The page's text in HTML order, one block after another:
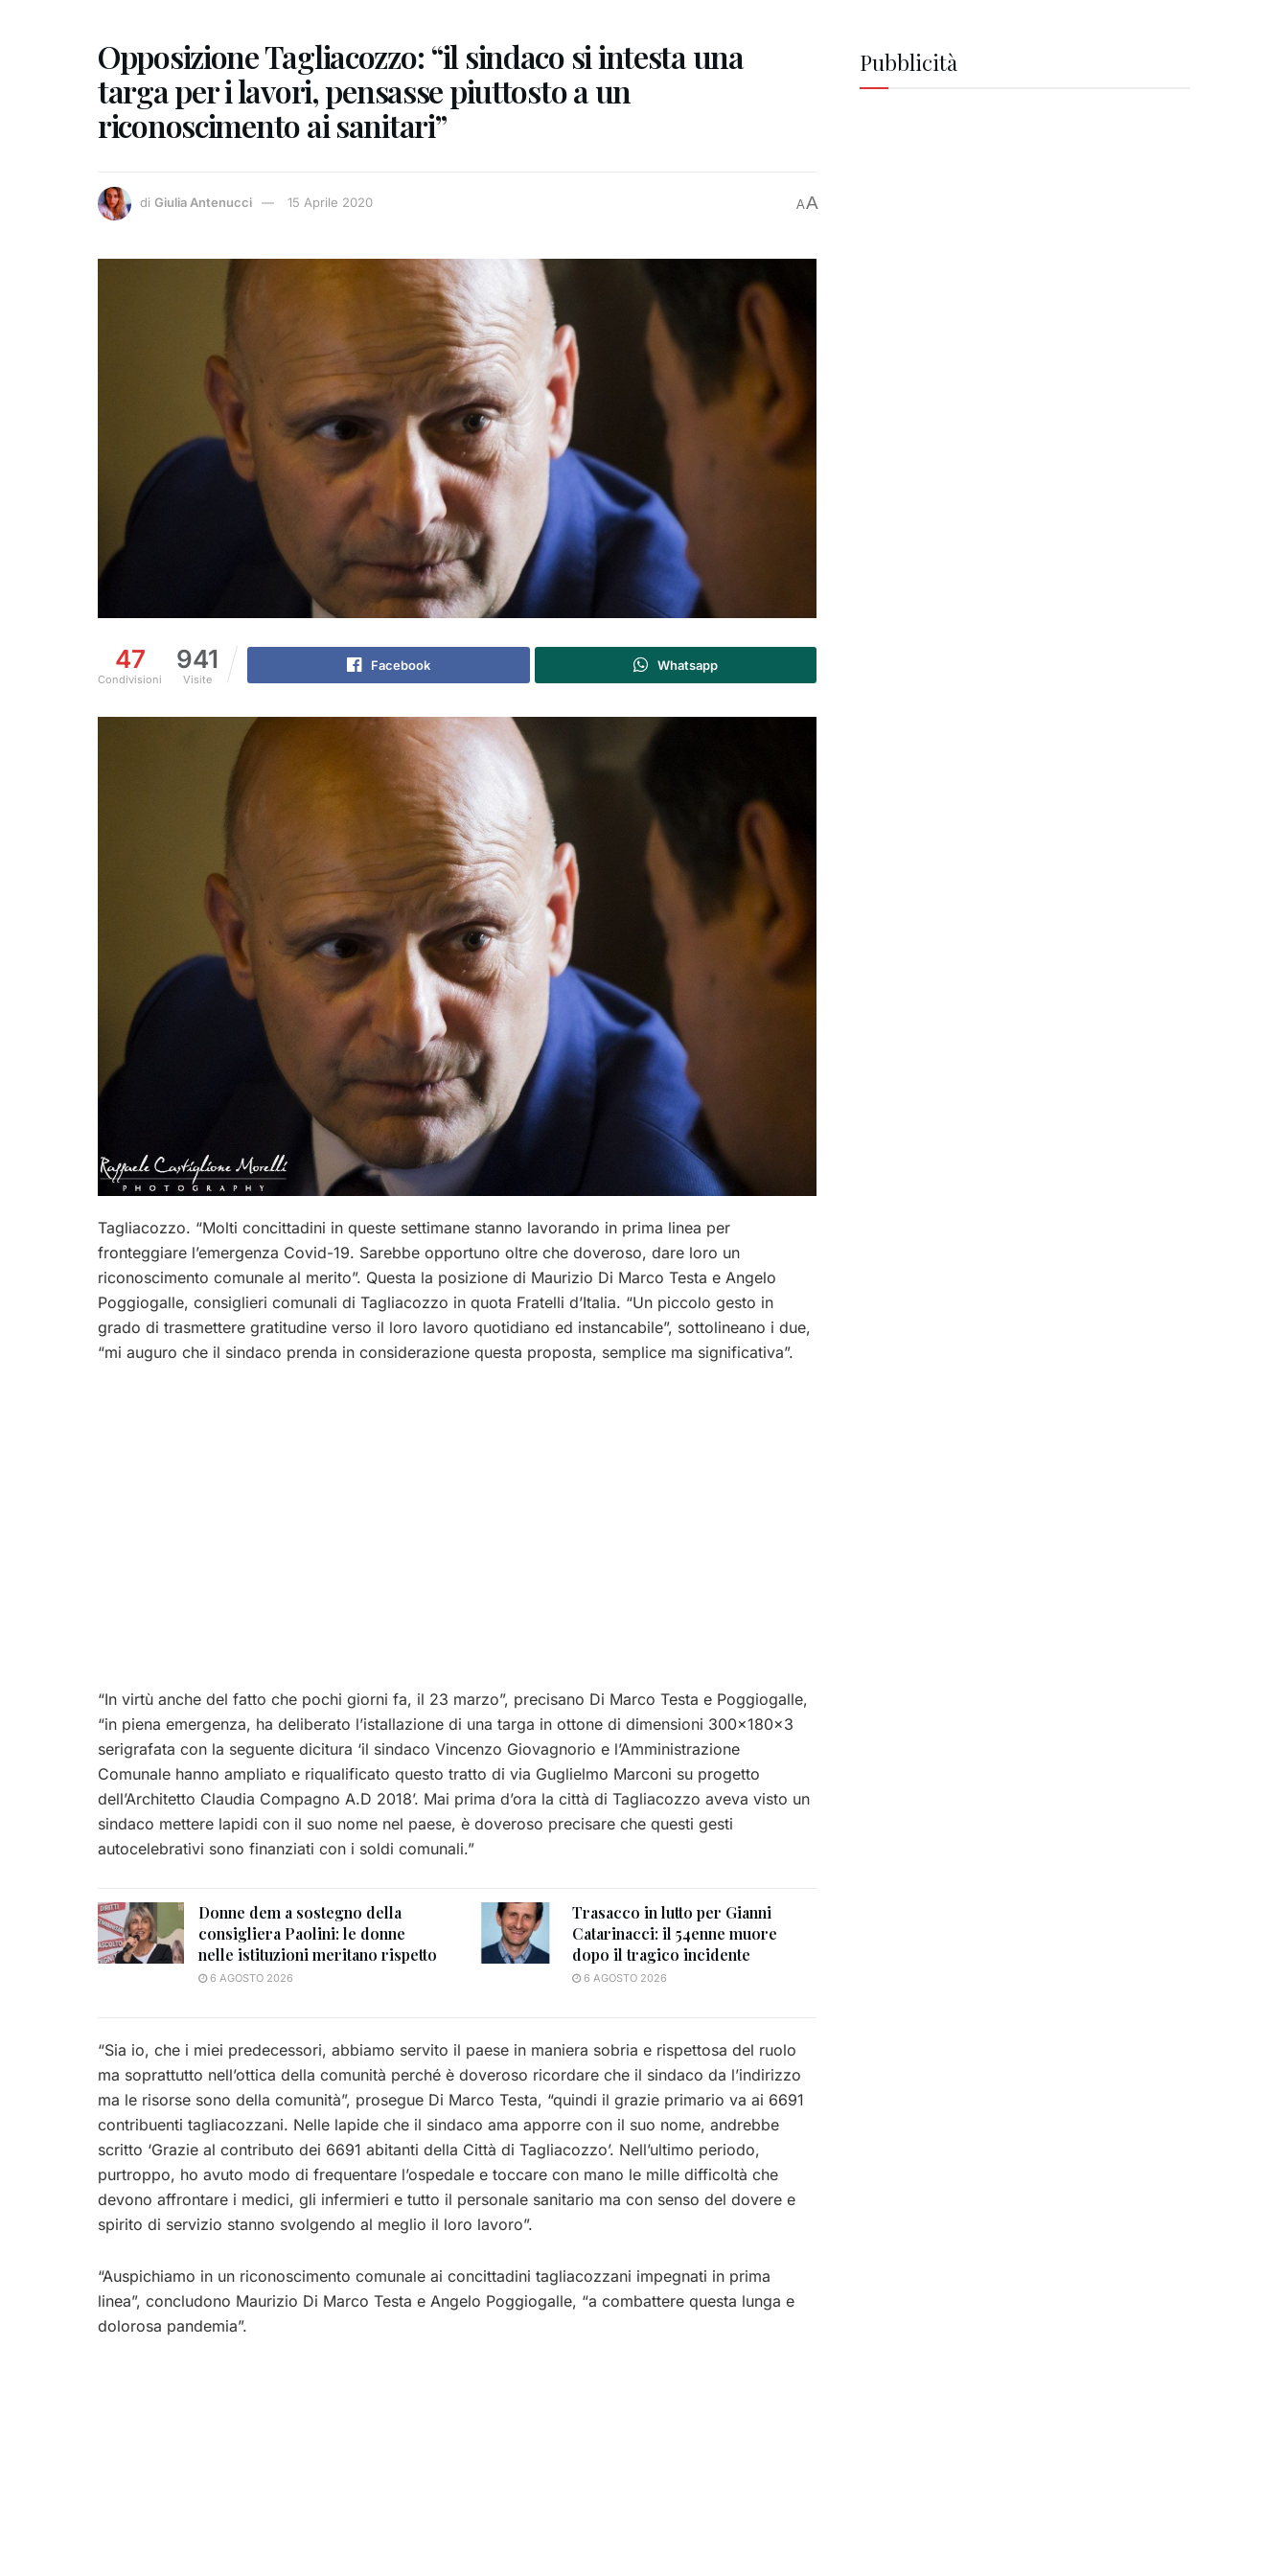
Opposizione Tagliacozzo: “il sindaco si intesta una
targa per i lavori, pensasse piuttosto a un
riconoscimento ai sanitari”
di Giulia Antenucci 15 Aprile 2020 AA
47
Condivisioni
941
Visite
Facebook Whatsapp
Tagliacozzo. “Molti concittadini in queste settimane stanno lavorando in prima linea per
fronteggiare l’emergenza Covid-19. Sarebbe opportuno oltre che doveroso, dare loro un
riconoscimento comunale al merito”. Questa la posizione di Maurizio Di Marco Testa e Angelo
Poggiogalle, consiglieri comunali di Tagliacozzo in quota Fratelli d’Italia. “Un piccolo gesto in
grado di trasmettere gratitudine verso il loro lavoro quotidiano ed instancabile”, sottolineano i due,
“mi auguro che il sindaco prenda in considerazione questa proposta, semplice ma significativa”.
“In virtù anche del fatto che pochi giorni fa, il 23 marzo”, precisano Di Marco Testa e Poggiogalle,
“in piena emergenza, ha deliberato l’istallazione di una targa in ottone di dimensioni 300x180x3
serigrafata con la seguente dicitura ‘il sindaco Vincenzo Giovagnorio e l’Amministrazione
Comunale hanno ampliato e riqualificato questo tratto di via Guglielmo Marconi su progetto
dell’Architetto Claudia Compagno A.D 2018’. Mai prima d’ora la città di Tagliacozzo aveva visto un
sindaco mettere lapidi con il suo nome nel paese, è doveroso precisare che questi gesti
autocelebrativi sono finanziati con i soldi comunali.”
Donne dem a sostegno della
consigliera Paolini: le donne
nelle istituzioni meritano rispetto
6 AGOSTO 2026
Trasacco in lutto per Gianni
Catarinacci: il 54enne muore
dopo il tragico incidente
6 AGOSTO 2026
“Sia io, che i miei predecessori, abbiamo servito il paese in maniera sobria e rispettosa del ruolo
ma soprattutto nell’ottica della comunità perché è doveroso ricordare che il sindaco da l’indirizzo
ma le risorse sono della comunità”, prosegue Di Marco Testa, “quindi il grazie primario va ai 6691
contribuenti tagliacozzani. Nelle lapide che il sindaco ama apporre con il suo nome, andrebbe
scritto ‘Grazie al contributo dei 6691 abitanti della Città di Tagliacozzo’. Nell’ultimo periodo,
purtroppo, ho avuto modo di frequentare l’ospedale e toccare con mano le mille difficoltà che
devono affrontare i medici, gli infermieri e tutto il personale sanitario ma con senso del dovere e
spirito di servizio stanno svolgendo al meglio il loro lavoro”.
“Auspichiamo in un riconoscimento comunale ai concittadini tagliacozzani impegnati in prima
linea”, concludono Maurizio Di Marco Testa e Angelo Poggiogalle, “a combattere questa lunga e
dolorosa pandemia”.
Pubblicità